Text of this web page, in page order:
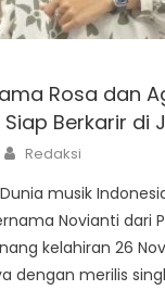
Rosa dan
Berkarir di
Author
Redaksi
Dunia musik
Novianti dari
kelahiran 26
dengan merilis